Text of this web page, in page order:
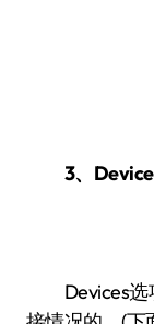
3、
Devices选